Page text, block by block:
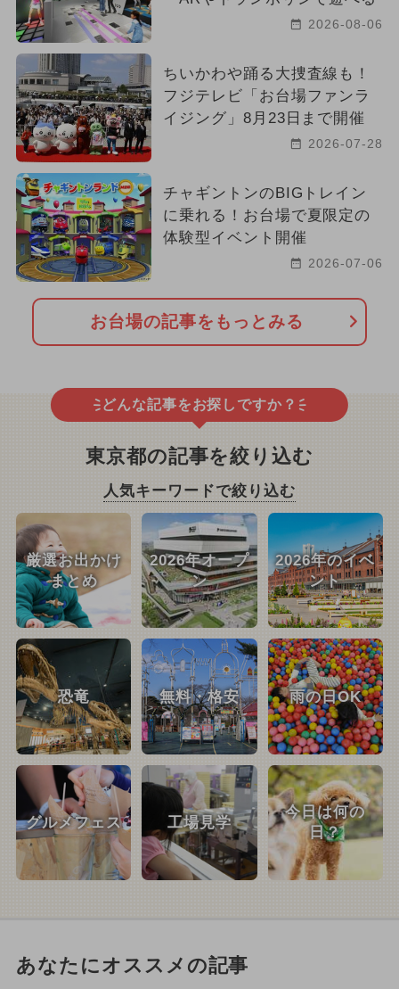
2026-08-06
ちいかわや踊る大捜査線も！
フジテレビ「お台場ファンラ
イジング」8月23日まで開催
2026-07-28
チャギントンのBIGトレイン
に乗れる！お台場で夏限定の
体験型イベント開催
2026-07-06
お台場の記事をもっとみる
どんな記事をお探しですか？
東京都の記事を絞り込む
人気キーワードで絞り込む
厳選お出かけ
まとめ
2026年オープ
ン
2026年のイベ
ント
恐竜 無料・格安 雨の日OK
グルメフェス 工場見学
今日は何の
日？
あなたにオススメの記事